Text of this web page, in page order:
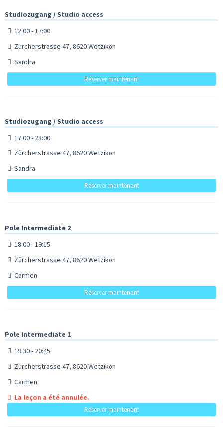
Studiozugang / Studio access
12:00 - 17:00
Zürcherstrasse 47, 8620 Wetzikon
Sandra
Réserver maintenant
Studiozugang / Studio access
17:00 - 23:00
Zürcherstrasse 47, 8620 Wetzikon
Sandra
Réserver maintenant
Pole Intermediate 2
18:00 - 19:15
Zürcherstrasse 47, 8620 Wetzikon
Carmen
Réserver maintenant
Pole Intermediate 1
19:30 - 20:45
Zürcherstrasse 47, 8620 Wetzikon
Carmen
La leçon a été annulée.
Réserver maintenant